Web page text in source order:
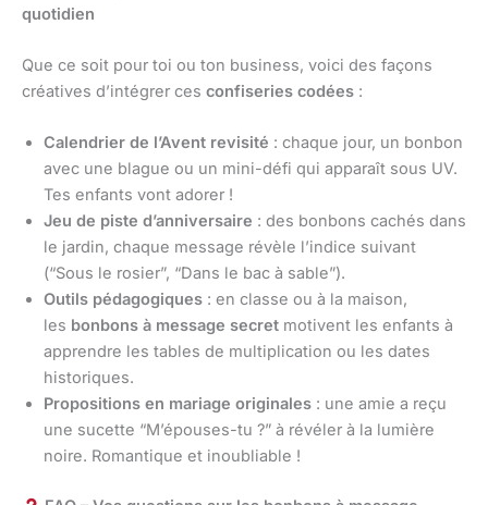
quotidien
Que ce soit pour toi ou ton business, voici des façons
créatives d’intégrer ces confiseries codées :
Calendrier de l’Avent revisité : chaque jour, un bonbon
avec une blague ou un mini-défi qui apparaît sous UV.
Tes enfants vont adorer !
Jeu de piste d’anniversaire : des bonbons cachés dans
le jardin, chaque message révèle l’indice suivant
(“Sous le rosier”, “Dans le bac à sable”).
Outils pédagogiques : en classe ou à la maison,
les bonbons à message secret motivent les enfants à
apprendre les tables de multiplication ou les dates
historiques.
Propositions en mariage originales : une amie a reçu
une sucette “M’épouses-tu ?” à révéler à la lumière
noire. Romantique et inoubliable !